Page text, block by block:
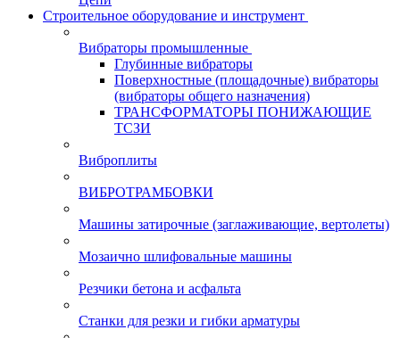
Строительное оборудование и инструмент
Вибраторы промышленные
Глубинные вибраторы
Поверхностные (площадочные) вибраторы
(вибраторы общего назначения)
ТРАНСФОРМАТОРЫ ПОНИЖАЮЩИЕ
ТСЗИ
Виброплиты
ВИБРОТРАМБОВКИ
Машины затирочные (заглаживающие, вертолеты)
Мозаично шлифовальные машины
Резчики бетона и асфальта
Станки для резки и гибки арматуры